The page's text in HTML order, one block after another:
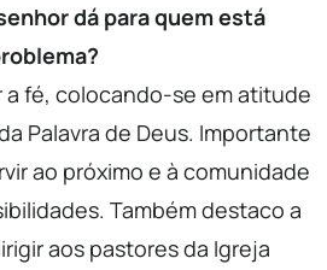
dá para quem está
fé, colocando-se em atitude
Palavra de Deus. Importante
ao próximo e à comunidade
Também destaco a
aos pastores da Igreja